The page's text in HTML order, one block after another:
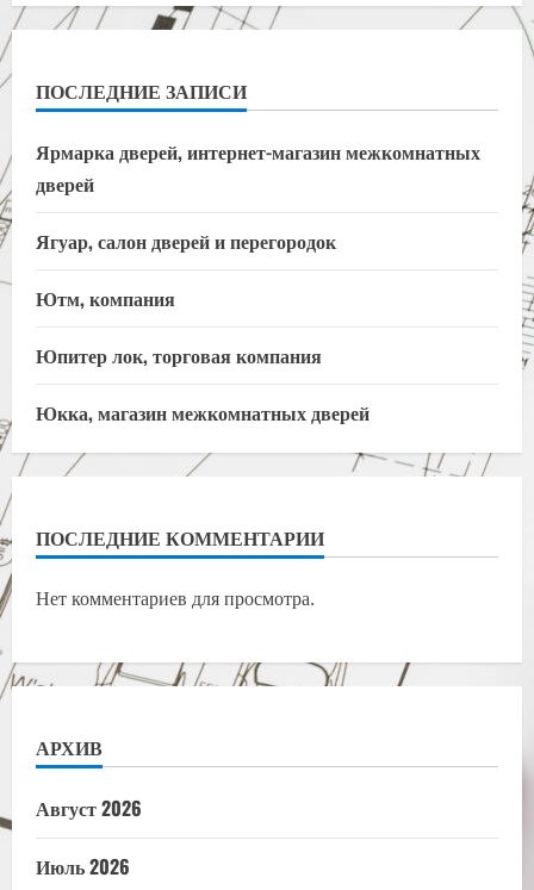
ПОСЛЕДНИЕ ЗАПИСИ
Ярмарка дверей, интернет-магазин межкомнатных
дверей
Ягуар, салон дверей и перегородок
Ютм, компания
Юпитер лок, торговая компания
Юкка, магазин межкомнатных дверей
ПОСЛЕДНИЕ КОММЕНТАРИИ
Нет комментариев для просмотра.
АРХИВ
Август 2026
Июль 2026